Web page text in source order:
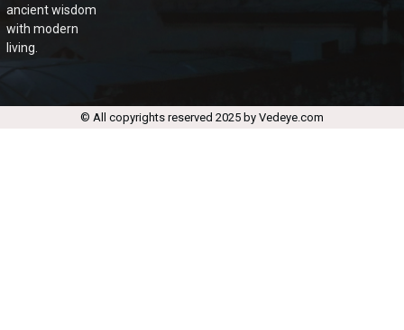
ancient wisdom
with modern
living.
© All copyrights reserved 2025 by Vedeye.com